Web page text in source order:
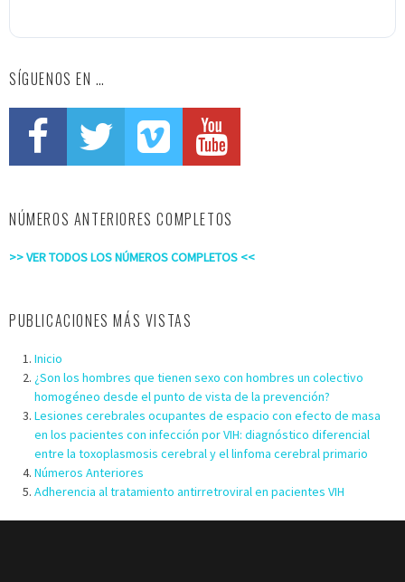
SÍGUENOS EN …
NÚMEROS ANTERIORES COMPLETOS
>> VER TODOS LOS NÚMEROS COMPLETOS <<
PUBLICACIONES MÁS VISTAS
Inicio
¿Son los hombres que tienen sexo con hombres un colectivo
homogéneo desde el punto de vista de la prevención?
Lesiones cerebrales ocupantes de espacio con efecto de masa
en los pacientes con infección por VIH: diagnóstico diferencial
entre la toxoplasmosis cerebral y el linfoma cerebral primario
Números Anteriores
Adherencia al tratamiento antirretroviral en pacientes VIH